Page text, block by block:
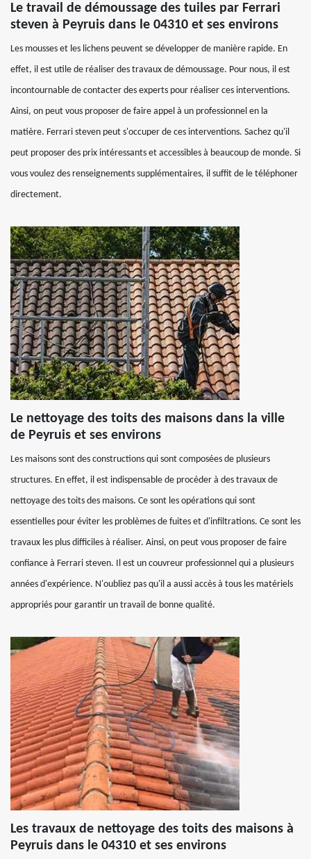
Le travail de démoussage des tuiles par Ferrari
steven à Peyruis dans le 04310 et ses environs
Les mousses et les lichens peuvent se développer de manière rapide. En
effet, il est utile de réaliser des travaux de démoussage. Pour nous, il est
incontournable de contacter des experts pour réaliser ces interventions.
Ainsi, on peut vous proposer de faire appel à un professionnel en la
matière. Ferrari steven peut s'occuper de ces interventions. Sachez qu'il
peut proposer des prix intéressants et accessibles à beaucoup de monde. Si
vous voulez des renseignements supplémentaires, il suffit de le téléphoner
directement.
Le nettoyage des toits des maisons dans la ville
de Peyruis et ses environs
Les maisons sont des constructions qui sont composées de plusieurs
structures. En effet, il est indispensable de procéder à des travaux de
nettoyage des toits des maisons. Ce sont les opérations qui sont
essentielles pour éviter les problèmes de fuites et d'infiltrations. Ce sont les
travaux les plus difficiles à réaliser. Ainsi, on peut vous proposer de faire
confiance à Ferrari steven. Il est un couvreur professionnel qui a plusieurs
années d'expérience. N'oubliez pas qu'il a aussi accès à tous les matériels
appropriés pour garantir un travail de bonne qualité.
Les travaux de nettoyage des toits des maisons à
Peyruis dans le 04310 et ses environs